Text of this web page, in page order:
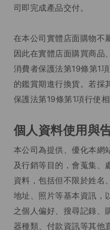
司即完成產品交付。
在本公司實體店面購物不
因此在實體店面購買商品
消費者保護法第19條第1
的鑑賞期進行換貨。若採
保護法第19條第1項行使相
個人資料使用與
本公司為提供、優化本網
及行銷等目的，會蒐集、
資料，包括但不限於姓名
地址、照片等基本資訊，
之個人偏好、搜尋記錄、
器種類、付款資訊等其他